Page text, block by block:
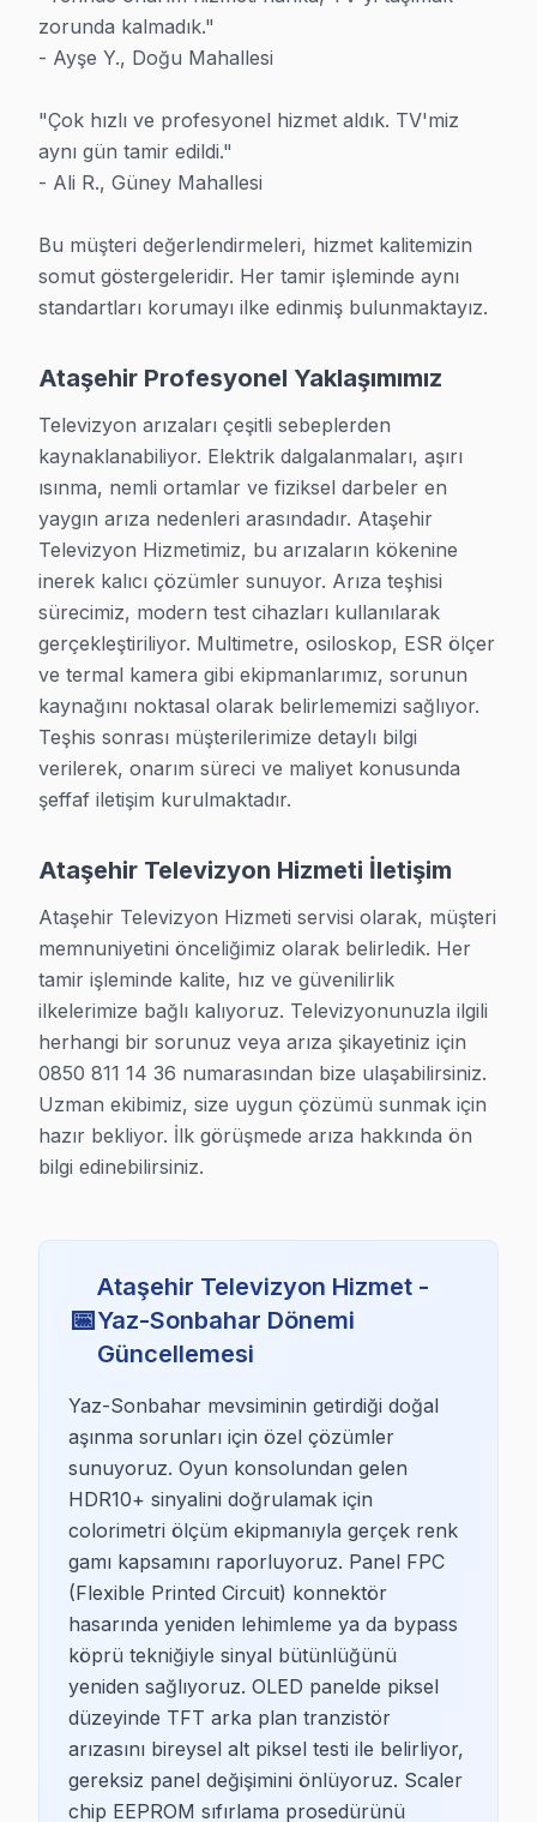
Ataşehir TV Servis Merkezi
Ataşehir bölgesinde en çok talep edilen TV markaları ve
· Sony Servis
· Philips Servis
· Beko Servis
· TCL Servis
Ataşehir Yakın İlçeler
· Kadıköy TV Servis
· Ümraniye TV Servis
· Maltepe TV Servis
· Sancaktepe TV Servis
· Çekmeköy TV Servis
· Üsküdar TV Servis
· Kartal TV Servis
· Pendik TV Servis
Ataşehir bölgesine kapıya gelen TV tamir servisi hizmetimizin
Ataşehir, modern rezidansların ve yüksek gelir
Nüfus yapısına baktığımızda, genel olarak genç
Modern rezidanslarda yaşayanların tercih ettiği
Servis taleplerine yönelik olarak, Ataşehir'in hızlı
Ataşehir'de Marka TV Servis Seçenekleri
Ataşehir Samsung TV Servis
Samsung TV sahipleri, genellikle yenilikçi ve yüksek
Ataşehir LG TV Servis
LG TV’ler, göz alıcı tasarımları ve ileri teknoloji
zorunda kalmadık."
- Ayşe Y., Doğu Mahallesi
"Çok hızlı ve profesyonel hizmet aldık. TV'miz
aynı gün tamir edildi."
- Ali R., Güney Mahallesi
Bu müşteri değerlendirmeleri, hizmet kalitemizin
somut göstergeleridir. Her tamir işleminde aynı
standartları korumayı ilke edinmiş bulunmaktayız.
Ataşehir Profesyonel Yaklaşımımız
Televizyon arızaları çeşitli sebeplerden
kaynaklanabiliyor. Elektrik dalgalanmaları, aşırı
ısınma, nemli ortamlar ve fiziksel darbeler en
yaygın arıza nedenleri arasındadır. Ataşehir
Televizyon Hizmetimiz, bu arızaların kökenine
inerek kalıcı çözümler sunuyor. Arıza teşhisi
sürecimiz, modern test cihazları kullanılarak
gerçekleştiriliyor. Multimetre, osiloskop, ESR ölçer
ve termal kamera gibi ekipmanlarımız, sorunun
kaynağını noktasal olarak belirlememizi sağlıyor.
Teşhis sonrası müşterilerimize detaylı bilgi
verilerek, onarım süreci ve maliyet konusunda
şeffaf iletişim kurulmaktadır.
Ataşehir Televizyon Hizmeti İletişim
Ataşehir Televizyon Hizmeti servisi olarak, müşteri
memnuniyetini önceliğimiz olarak belirledik. Her
tamir işleminde kalite, hız ve güvenilirlik
ilkelerimize bağlı kalıyoruz. Televizyonunuzla ilgili
herhangi bir sorunuz veya arıza şikayetiniz için
0850 811 14 36 numarasından bize ulaşabilirsiniz.
Uzman ekibimiz, size uygun çözümü sunmak için
hazır bekliyor. İlk görüşmede arıza hakkında ön
bilgi edinebilirsiniz.
📅
Ataşehir Televizyon Hizmet -
Yaz-Sonbahar Dönemi
Güncellemesi
Yaz-Sonbahar mevsiminin getirdiği doğal
aşınma sorunları için özel çözümler
sunuyoruz. Oyun konsolundan gelen
HDR10+ sinyalini doğrulamak için
colorimetri ölçüm ekipmanıyla gerçek renk
gamı kapsamını raporluyoruz. Panel FPC
(Flexible Printed Circuit) konnektör
hasarında yeniden lehimleme ya da bypass
köprü tekniğiyle sinyal bütünlüğünü
yeniden sağlıyoruz. OLED panelde piksel
düzeyinde TFT arka plan tranzistör
arızasını bireysel alt piksel testi ile belirliyor,
gereksiz panel değişimini önlüyoruz. Scaler
chip EEPROM sıfırlama prosedürünü